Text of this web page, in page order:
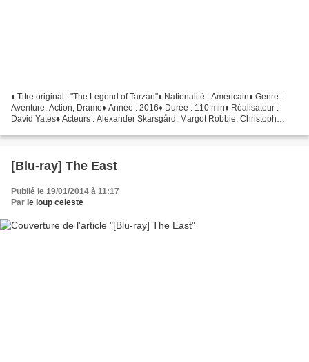
♦ Titre original : "The Legend of Tarzan"♦ Nationalité : Américain♦ Genre :
Aventure, Action, Drame♦ Année : 2016♦ Durée : 110 min♦ Réalisateur :
David Yates♦ Acteurs : Alexander Skarsgård, Margot Robbie, Christoph
[Blu-ray] The East
Publié le 19/01/2014 à 11:17
Par le loup celeste